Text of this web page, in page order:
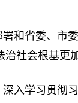
和省委、
社会根基更
入学习贯